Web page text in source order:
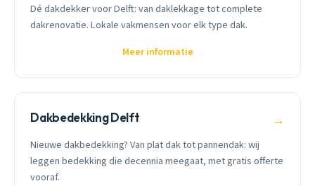
Dé dakdekker voor Delft: van daklekkage tot complete
dakrenovatie. Lokale vakmensen voor elk type dak.
Meer informatie
Dakbedekking Delft →
Nieuwe dakbedekking? Van plat dak tot pannendak: wij
leggen bedekking die decennia meegaat, met gratis offerte
vooraf.